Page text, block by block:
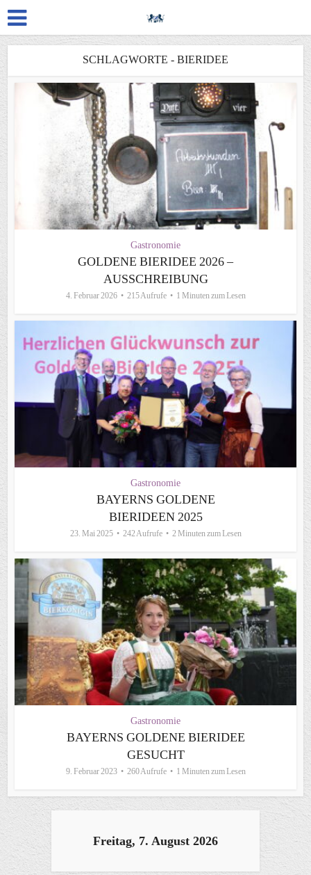
SCHLAGWORTE - BIERIDEE
Gastronomie
GOLDENE BIERIDEE 2026 –
AUSSCHREIBUNG
4. Februar 2026 215 Aufrufe 1 Minuten zum Lesen
Gastronomie
BAYERNS GOLDENE
BIERIDEEN 2025
23. Mai 2025 242 Aufrufe 2 Minuten zum Lesen
Gastronomie
BAYERNS GOLDENE BIERIDEE
GESUCHT
9. Februar 2023 260 Aufrufe 1 Minuten zum Lesen
Freitag, 7. August 2026